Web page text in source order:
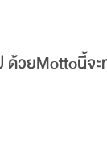
ด้วยMottoนี้